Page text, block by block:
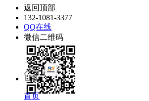
返回顶部
132-1081-3377
QQ在线
微信二维码
首页